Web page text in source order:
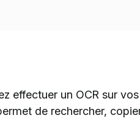
effectuer un OCR sur
de rechercher,